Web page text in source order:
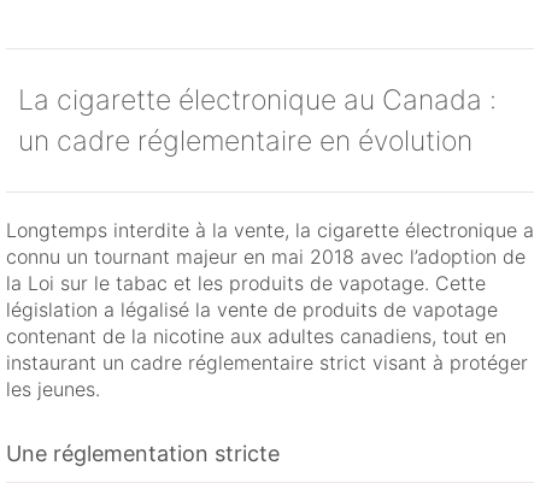
La cigarette électronique au Canada :
un cadre réglementaire en évolution
Longtemps interdite à la vente, la cigarette électronique a
connu un tournant majeur en mai 2018 avec l’adoption de
la Loi sur le tabac et les produits de vapotage. Cette
législation a légalisé la vente de produits de vapotage
contenant de la nicotine aux adultes canadiens, tout en
instaurant un cadre réglementaire strict visant à protéger
les jeunes.
Une réglementation stricte